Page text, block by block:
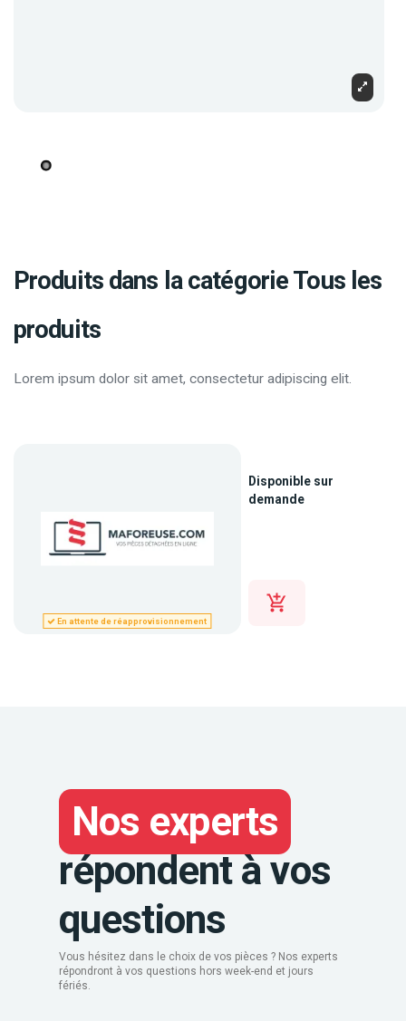
Produits dans la catégorie Tous les
produits
Lorem ipsum dolor sit amet, consectetur adipiscing elit.
En attente de réapprovisionnement
Disponible sur
demande
Nos experts
répondent à vos
questions
Vous hésitez dans le choix de vos pièces ? Nos experts
répondront à vos questions hors week-end et jours
fériés.